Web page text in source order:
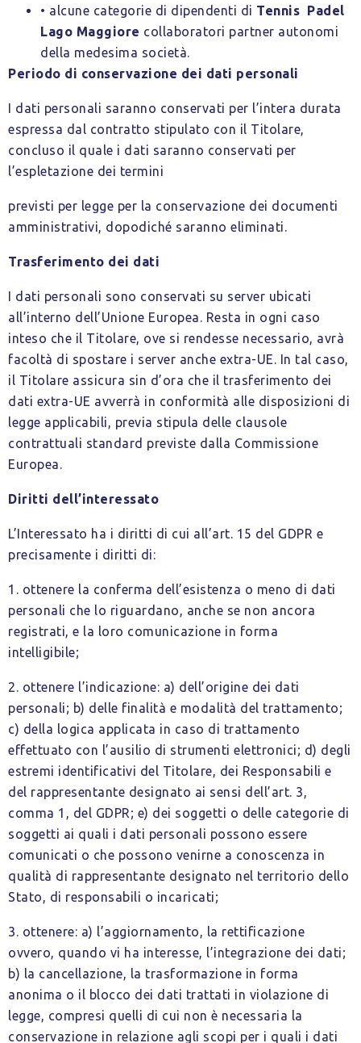
• alcune categorie di dipendenti di Tennis Padel
Lago Maggiore collaboratori partner autonomi
della medesima società.
Periodo di conservazione dei dati personali
I dati personali saranno conservati per l’intera durata
espressa dal contratto stipulato con il Titolare,
concluso il quale i dati saranno conservati per
l’espletazione dei termini
previsti per legge per la conservazione dei documenti
amministrativi, dopodiché saranno eliminati.
Trasferimento dei dati
I dati personali sono conservati su server ubicati
all’interno dell’Unione Europea. Resta in ogni caso
inteso che il Titolare, ove si rendesse necessario, avrà
facoltà di spostare i server anche extra-UE. In tal caso,
il Titolare assicura sin d’ora che il trasferimento dei
dati extra-UE avverrà in conformità alle disposizioni di
legge applicabili, previa stipula delle clausole
contrattuali standard previste dalla Commissione
Europea.
Diritti dell’interessato
L’Interessato ha i diritti di cui all’art. 15 del GDPR e
precisamente i diritti di:
1. ottenere la conferma dell’esistenza o meno di dati
personali che lo riguardano, anche se non ancora
registrati, e la loro comunicazione in forma
intelligibile;
2. ottenere l’indicazione: a) dell’origine dei dati
personali; b) delle finalità e modalità del trattamento;
c) della logica applicata in caso di trattamento
effettuato con l’ausilio di strumenti elettronici; d) degli
estremi identificativi del Titolare, dei Responsabili e
del rappresentante designato ai sensi dell’art. 3,
comma 1, del GDPR; e) dei soggetti o delle categorie di
soggetti ai quali i dati personali possono essere
comunicati o che possono venirne a conoscenza in
qualità di rappresentante designato nel territorio dello
Stato, di responsabili o incaricati;
3. ottenere: a) l’aggiornamento, la rettificazione
ovvero, quando vi ha interesse, l’integrazione dei dati;
b) la cancellazione, la trasformazione in forma
anonima o il blocco dei dati trattati in violazione di
legge, compresi quelli di cui non è necessaria la
conservazione in relazione agli scopi per i quali i dati